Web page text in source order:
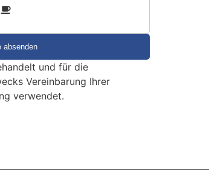
und für die
Vereinbarung Ihrer
verwendet.